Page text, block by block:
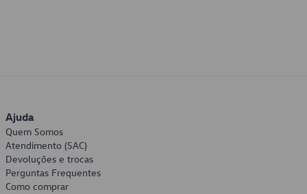
Ajuda
Quem Somos
Atendimento (SAC)
Devoluções e trocas
Perguntas Frequentes
Como comprar